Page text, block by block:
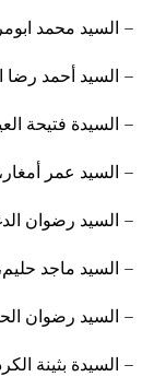
– السيد محمد
– السيد أحمد رضا
– السيدة فتيحة
– السيد عمر
– السيد رضوان
– السيد ماجد
– السيد رضوان
– السيدة بثينة